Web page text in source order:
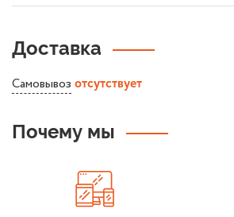
Доставка
Самовывоз отсутствует
Почему мы